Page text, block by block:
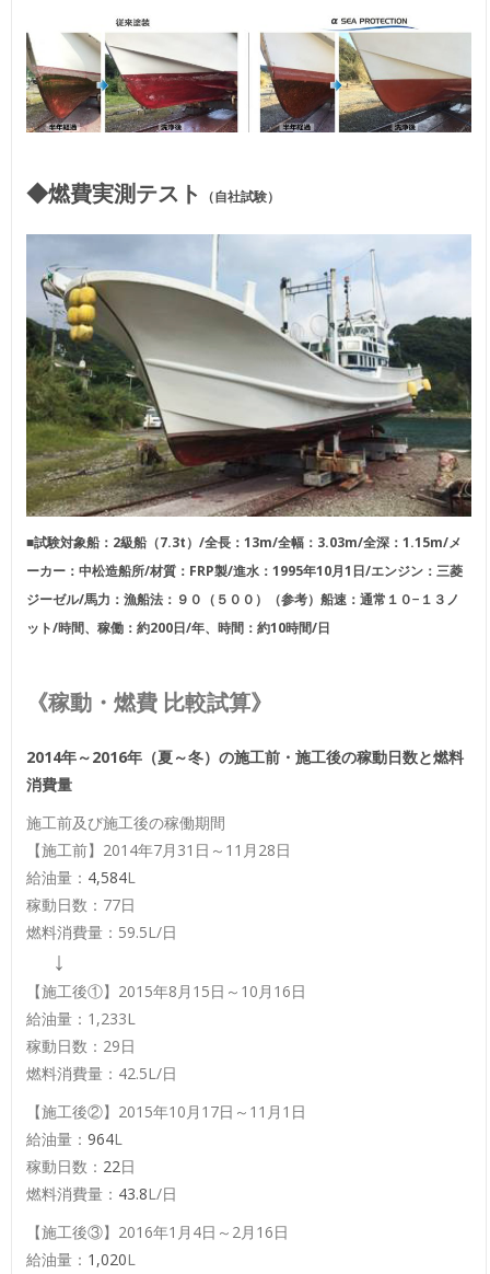
◆燃費実測テスト （自社試験）
■試験対象船：2級船（7.3t）/全長：13m/全幅：3.03m/全深：1.15m/メ
ーカー：中松造船所/材質：FRP製/進水：1995年10月1日/エンジン：三菱
ジーゼル/馬力：漁船法：９０（５００）（参考）船速：通常１０−１３ノ
ット/時間、稼働：約200日/年、時間：約10時間/日
《稼動・燃費 比較試算》
2014年～2016年（夏～冬）の施工前・施工後の稼動日数と燃料
消費量
施工前及び施工後の稼働期間
【施工前】2014年7月31日～11月28日
給油量： 4,584L
稼動日数：77日
燃料消費量：59.5L/日
↓
【施工後①】2015年8月15日～10月16日
給油量：1,233L
稼動日数：29日
燃料消費量：42.5L/日
【施工後②】2015年10月17日～11月1日
給油量： 964L
稼動日数： 22日
燃料消費量： 43.8L/日
【施工後③】2016年1月4日～2月16日
給油量： 1,020L